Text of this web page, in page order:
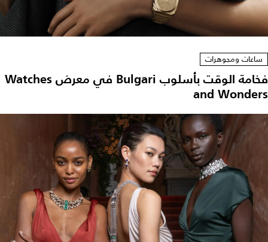
ساعات ومجوهرات
فخامة الوقت بأسلوب Bulgari في معرض Watches
and Wonders